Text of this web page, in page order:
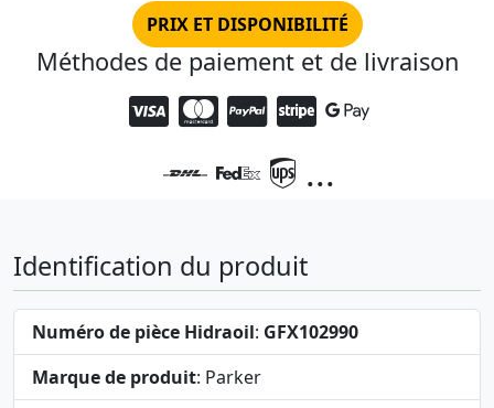
PRIX ET DISPONIBILITÉ
Méthodes de paiement et de livraison
...
Identification du produit
Numéro de pièce Hidraoil: GFX102990
Marque de produit: Parker